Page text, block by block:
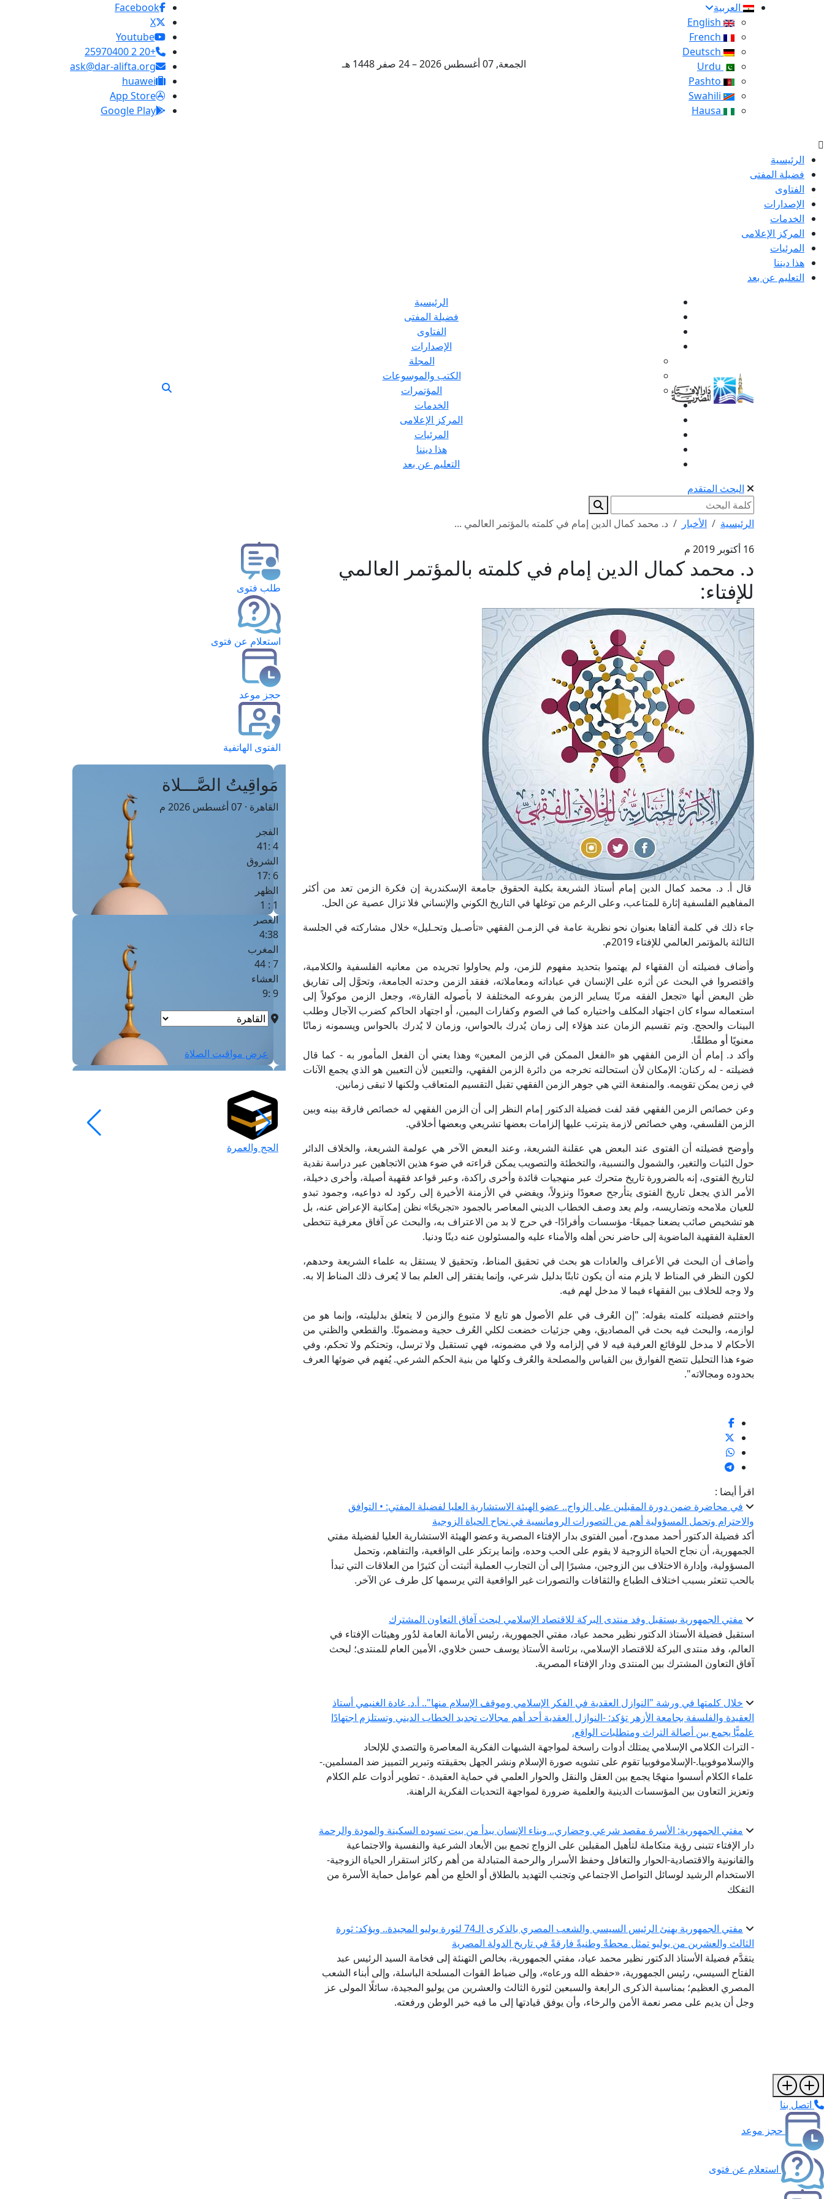
العربية
الجمعة, 07 أغسطس 2026 – 24 صفر 1448 هـ
Facebook
X
Youtube
+20 2 25970400
ask@dar-alifta.org
huawei
App Store
Google Play
الرئيسية
فضيلة المفتى
الفتاوى
الإصدارات
الخدمات
المركز الإعلامى
المرئيات
هذا ديننا
التعليم عن بعد
الرئيسية
فضيلة المفتى
الفتاوى
الإصدارات
المجلة
الكتب والموسوعات
المؤتمرات
الخدمات
المركز الإعلامى
المرئيات
هذا ديننا
التعليم عن بعد
البحث المتقدم
الرئيسية الأخبار
د. محمد كمال الدين إمام في كلمته بالمؤتمر العالمي ...
16 أكتوبر 2019 م
د. محمد كمال الدين إمام في كلمته بالمؤتمر العالمي
للإفتاء:
قال أ. د. محمد كمال الدين إمام أستاذ الشريعة بكلية الحقوق جامعة الإسكندرية إن فكرة الزمن تعد من أكثر
المفاهيم الفلسفية إثارة للمتاعب، وعلى الرغم من توغلها في التاريخ الكوني والإنساني فلا تزال عصية عن الحل.
جاء ذلك في كلمة ألقاها بعنوان نحو نظرية عامة في الزمـن الفقهي «تأصـيل وتحـليل» خلال مشاركته في الجلسة
الثالثة بالمؤتمر العالمي للإفتاء 2019م.
وأضاف فضيلته أن الفقهاء لم يهتموا بتحديد مفهوم للزمن، ولم يحاولوا تجريده من معانيه الفلسفية والكلامية،
واقتصروا في البحث عن أثره على الإنسان في عباداته ومعاملاته، ففقد الزمن وحدته الجامعة، وتحوَّل إلى تفاريق
ظن البعض أنها «تجعل الفقه مرنًا يساير الزمن بفروعه المختلفة لا بأصوله القارة»، وجعل الزمن موكولاً إلى
استعماله سواء كان اجتهاد المكلف واختياره كما في الصوم وكفارات اليمين، أو اجتهاد الحاكم كضرب الآجال وطلب
البينات والحجج. وتم تقسيم الزمان عند هؤلاء إلى زمان يُدرك بالحواس، وزمان لا يُدرك بالحواس ويسمونه زمانًا
معنويًا أو مطلقًا.
وأكد د. إمام أن الزمن الفقهي هو «الفعل الممكن في الزمن المعين» وهذا يعني أن الفعل المأمور به - كما قال
فضيلته - له ركنان: الإمكان لأن استحالته تخرجه من دائرة الزمن الفقهي، والتعيين لأن التعيين هو الذي يجمع الآنات
في زمن يمكن تقويمه. والمنفعة التي هي جوهر الزمن الفقهي تقبل التقسيم المتعاقب ولكنها لا تبقى زمانين.
وعن خصائص الزمن الفقهي فقد لفت فضيلة الدكتور إمام النظر إلى أن الزمن الفقهي له خصائص فارقة بينه وبين
الزمن الفلسفي، وهي خصائص لازمة يترتب عليها إلزامات بعضها تشريعي وبعضها أخلاقي.
وأوضح فضيلته أن الفتوى عند البعض هي عقلنة الشريعة، وعند البعض الآخر هي عولمة الشريعة، والخلاف الدائر
حول الثبات والتغير، والشمول والنسبية، والتخطئة والتصويب يمكن قراءته في ضوء هذين الاتجاهين عبر دراسة نقدية
لتاريخ الفتوى، إنه بالضرورة تاريخ متحرك عبر منهجيات قائدة وأخرى راكدة، وعبر قواعد فقهية أصيلة، وأخرى دخيلة،
الأمر الذي يجعل تاريخ الفتوى يتأرجح صعودًا ونزولاً، ويفضي في الأزمنة الأخيرة إلى ركود له دواعيه، وجمود تبدو
للعيان ملامحه وتضاريسه، ولم يعد وصف الخطاب الديني المعاصر بالجمود «تجريحًا» نظن إمكانية الإعراض عنه، بل
هو تشخيص صائب يضعنا جميعًا- مؤسسات وأفرادًا- في حرج لا بد من الاعتراف به، والبحث عن آفاق معرفية تتخطى
العقلية الفقهية الماضوية إلى حاضر نحن أهله والأمناء عليه والمسئولون عنه دينًا ودنيا.
وأضاف أن البحث في الأعراف والعادات هو بحث في تحقيق المناط، وتحقيق لا يستقل به علماء الشريعة وحدهم،
لكون النظر في المناط لا يلزم منه أن يكون ثابتًا بدليل شرعي، وإنما يفتقر إلى العلم بما لا يُعرف ذلك المناط إلا به.
ولا وجه للخلاف بين الفقهاء فيما لا مدخل لهم فيه.
واختتم فضيلته كلمته بقوله: "إن العُرف في علم الأصول هو تابع لا متبوع والزمن لا يتعلق بدليليته، وإنما هو من
لوازمه، والبحث فيه بحث في المصاديق، وهي جزئيات خضعت لكلي العُرف حجية ومضمونًا. والقطعي والظني من
الأحكام لا مدخل للوقائع العرفية فيه لا في إلزامه ولا في مضمونه، فهي تستقبل ولا ترسل، وتحتكم ولا تحكم، وفي
ضوء هذا التحليل تتضح الفوارق بين القياس والمصلحة والعُرف وكلها من بنية الحكم الشرعي. يُفهم في ضوئها العرف
بحدوده ومجالاته".
اقرأ أيضا :
في محاضرة ضمن دورة المقبلين على الزواج.. عضو الهيئة الاستشارية العليا لفضيلة المفتي: • التوافق
والاحترام وتحمل المسؤولية أهم من التصورات الرومانسية في نجاح الحياة الزوجية
أكد فضيلة الدكتور أحمد ممدوح، أمين الفتوى بدار الإفتاء المصرية وعضو الهيئة الاستشارية العليا لفضيلة مفتي
الجمهورية، أن نجاح الحياة الزوجية لا يقوم على الحب وحده، وإنما يرتكز على الواقعية، والتفاهم، وتحمل
المسؤولية، وإدارة الاختلاف بين الزوجين، مشيرًا إلى أن التجارب العملية أثبتت أن كثيرًا من العلاقات التي تبدأ
بالحب تتعثر بسبب اختلاف الطباع والثقافات والتصورات غير الواقعية التي يرسمها كل طرف عن الآخر.
مفتي الجمهورية يستقبل وفد منتدى البركة للاقتصاد الإسلامي لبحث آفاق التعاون المشترك
استقبل فضيلة الأستاذ الدكتور نظير محمد عياد، مفتي الجمهورية، رئيس الأمانة العامة لدُور وهيئات الإفتاء في
العالم، وفد منتدى البركة للاقتصاد الإسلامي، برئاسة الأستاذ يوسف حسن خلاوي، الأمين العام للمنتدى؛ لبحث
آفاق التعاون المشترك بين المنتدى ودار الإفتاء المصرية.
خلال كلمتها في ورشة "النوازل العقدية في الفكر الإسلامي وموقف الإسلام منها".. أ.د. غادة الغنيمي أستاذ
العقيدة والفلسفة بجامعة الأزهر تؤكد: -النوازل العقدية أحد أهم مجالات تجديد الخطاب الديني وتستلزم اجتهادًا
علميًّا يجمع بين أصالة التراث ومتطلبات الواقع.
- التراث الكلامي الإسلامي يمتلك أدوات راسخة لمواجهة الشبهات الفكرية المعاصرة والتصدي للإلحاد
والإسلاموفوبيا.-الإسلاموفوبيا تقوم على تشويه صورة الإسلام ونشر الجهل بحقيقته وتبرير التمييز ضد المسلمين.-
علماء الكلام أسسوا منهجًا يجمع بين العقل والنقل والحوار العلمي في حماية العقيدة. - تطوير أدوات علم الكلام
وتعزيز التعاون بين المؤسسات الدينية والعلمية ضرورة لمواجهة التحديات الفكرية الراهنة.
مفتي الجمهورية: الأسرة مقصد شرعي وحضاري.. وبناء الإنسان يبدأ من بيت تسوده السكينة والمودة والرحمة
دار الإفتاء تتبنى رؤية متكاملة لتأهيل المقبلين على الزواج تجمع بين الأبعاد الشرعية والنفسية والاجتماعية
والقانونية والاقتصادية-الحوار والتغافل وحفظ الأسرار والرحمة المتبادلة من أهم ركائز استقرار الحياة الزوجية-
الاستخدام الرشيد لوسائل التواصل الاجتماعي وتجنب التهديد بالطلاق أو الخلع من أهم عوامل حماية الأسرة من
التفكك
مفتي الجمهورية يهنئ الرئيس السيسي والشعب المصري بالذكرى الـ74 لثورة يوليو المجيدة.. ويؤكد: ثورة
الثالث والعشرين من يوليو تمثل محطةً وطنيةً فارقةً في تاريخ الدولة المصرية
يتقدَّم فضيلة الأستاذ الدكتور نظير محمد عياد، مفتي الجمهورية، بخالص التهنئة إلى فخامة السيد الرئيس عبد
الفتاح السيسي، رئيس الجمهورية، «حفظه الله ورعاه»، وإلى ضباط القوات المسلحة الباسلة، وإلى أبناء الشعب
المصري العظيم؛ بمناسبة الذكرى الرابعة والسبعين لثورة الثالث والعشرين من يوليو المجيدة، سائلًا المولى عز
وجل أن يديم على مصر نعمة الأمن والرخاء، وأن يوفق قيادتها إلى ما فيه خير الوطن ورفعته.
طلب فتوى
استعلام عن فتوى
حجز موعد
الفتوى الهاتفية
مَواقِيتُ الصَّـــلاة
القاهرة · 07 أغسطس 2026 م
الفجر
4 :41
الشروق
6 :17
الظهر
1 : 1
العصر
4:38
المغرب
7 : 44
العشاء
9 :9
عرض مواقيت الصلاة
الحج والعمرة
اتصل بنا
حجز موعد
استعلام عن فتوى